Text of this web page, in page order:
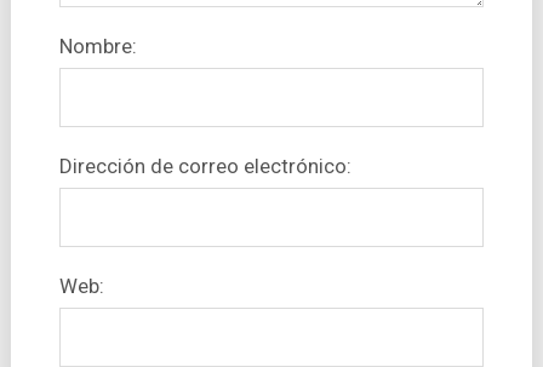
Nombre:
Dirección de correo electrónico:
Web: